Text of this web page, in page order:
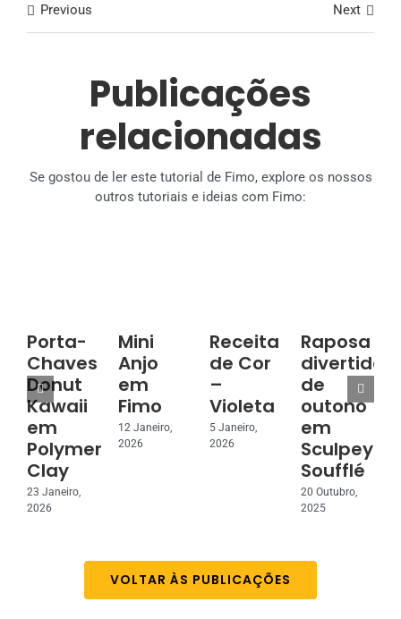
Previous Next
Publicações
relacionadas
Se gostou de ler este tutorial de Fimo, explore os nossos
outros tutoriais e ideias com Fimo:
Porta-
Chaves
Donut
Kawaii
em
Polymer
Clay
23 Janeiro,
2026
Mini
Anjo
em
Fimo
12 Janeiro,
2026
Receita
de Cor
–
Violeta
5 Janeiro,
2026
Raposa
divertida
de
outono
em
Sculpey
Soufflé
20 Outubro,
2025
VOLTAR ÀS PUBLICAÇÕES